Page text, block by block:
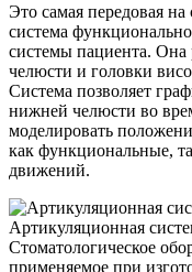
Это самая передовая
система
системы пациента. Она
челюсти и головки
Система позволяет
нижней челюсти во
моделировать
как функциональные,
движений.
Артикуляционная
Стоматологическое
применяемое при